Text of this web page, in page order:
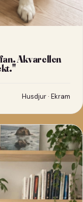
Akvarellen
"
Husdjur · Ekram